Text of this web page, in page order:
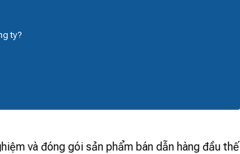
ty?
và đóng gói sản phẩm bán dẫn hàng đầu thế